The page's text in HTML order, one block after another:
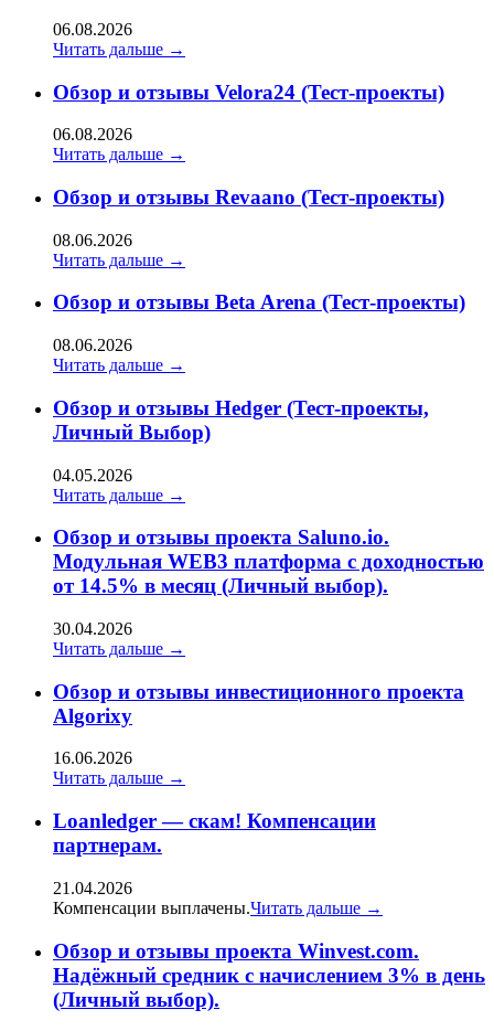
06.08.2026
Читать дальше →
Обзор и отзывы Velora24 (Тест-проекты)
06.08.2026
Читать дальше →
Обзор и отзывы Revaano (Тест-проекты)
08.06.2026
Читать дальше →
Обзор и отзывы Beta Arena (Тест-проекты)
08.06.2026
Читать дальше →
Обзор и отзывы Hedger (Тест-проекты,
Личный Выбор)
04.05.2026
Читать дальше →
Обзор и отзывы проекта Saluno.io.
Модульная WEB3 платформа с доходностью
от 14.5% в месяц (Личный выбор).
30.04.2026
Читать дальше →
Oбзор и отзывы инвестиционного проекта
Algorixy
16.06.2026
Читать дальше →
Loanledger — скам! Компенсации
партнерам.
21.04.2026
Компенсации выплачены.Читать дальше →
Обзор и отзывы проекта Winvest.com.
Надёжный средник с начислением 3% в день
(Личный выбор).